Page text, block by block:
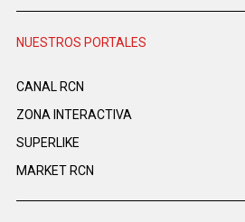
NUESTROS PORTALES
CANAL RCN
ZONA INTERACTIVA
SUPERLIKE
MARKET RCN